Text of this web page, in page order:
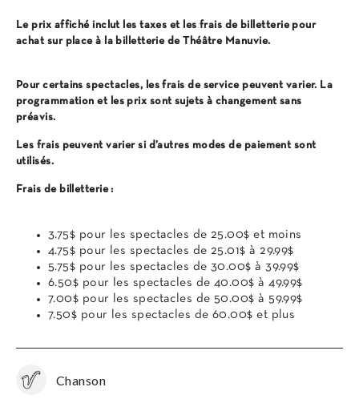
Le prix affiché inclut les taxes et les frais de billetterie pour
achat sur place à la billetterie de Théâtre Manuvie.
Pour certains spectacles, les frais de service peuvent varier. La
programmation et les prix sont sujets à changement sans
préavis.
Les frais peuvent varier si d’autres modes de paiement sont
utilisés.
Frais de billetterie :
3.75$ pour les spectacles de 25.00$ et moins
4.75$ pour les spectacles de 25.01$ à 29.99$
5.75$ pour les spectacles de 30.00$ à 39.99$
6.50$ pour les spectacles de 40.00$ à 49.99$
7.00$ pour les spectacles de 50.00$ à 59.99$
7.50$ pour les spectacles de 60.00$ et plus
Chanson